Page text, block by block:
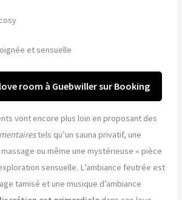
et sensuelle
room à Guebwiller sur Booking
vont encore plus loin en proposant des
tels qu’un sauna privatif, une
ou même une mystérieuse « pièce
sensuelle. L’ambiance feutrée est
tamisé et une musique d’ambiance